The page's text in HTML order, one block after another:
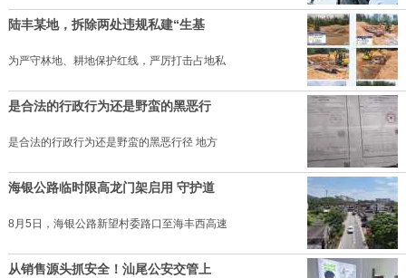
陆丰某地，拆除两处违规私建“生基
为严守林地、耕地保护红线，严厉打击占地私
是合法的行政行为还是野蛮的黑恶行
是合法的行政行为还是野蛮的黑恶行径 地方
海银公路临时限高龙门架启用 守护道
8月5日，海银公路新望村委路口至海丰西高速
从销售源头抓安全！汕尾公安交管上